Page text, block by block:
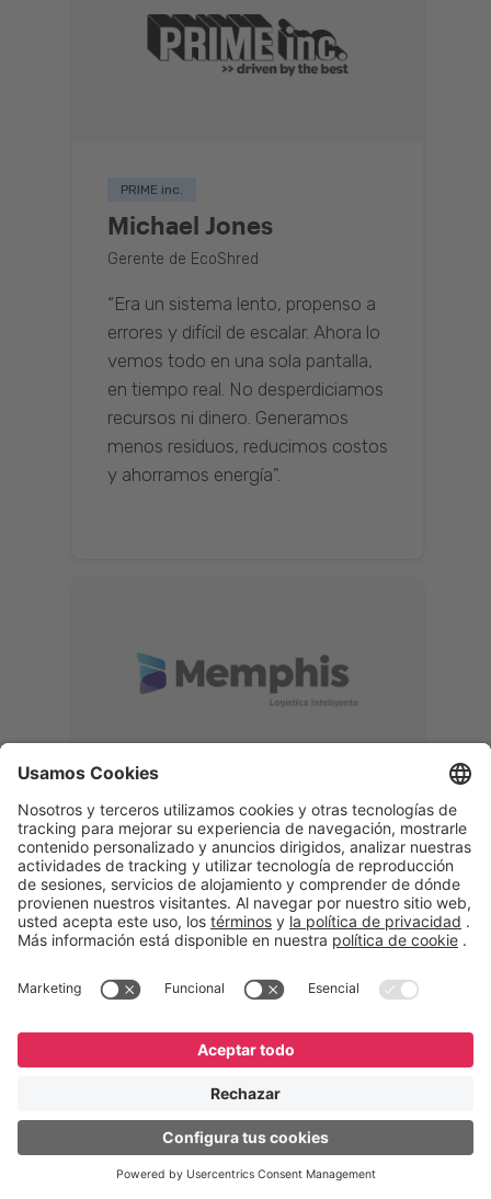
PRIME inc.
Michael Jones
Gerente de EcoShred
“Era un sistema lento, propenso a
errores y difícil de escalar. Ahora lo
vemos todo en una sola pantalla,
en tiempo real. No desperdiciamos
recursos ni dinero. Generamos
menos residuos, reducimos costos
y ahorramos energía".
Memphis
Eduardo Ribeiro
CEO
“Con GeneXus desarrollamos una
acompañar todas las etapas de la
verificar, analizar, reacondicionar y
garantizando calidad y reduciendo
costos”.